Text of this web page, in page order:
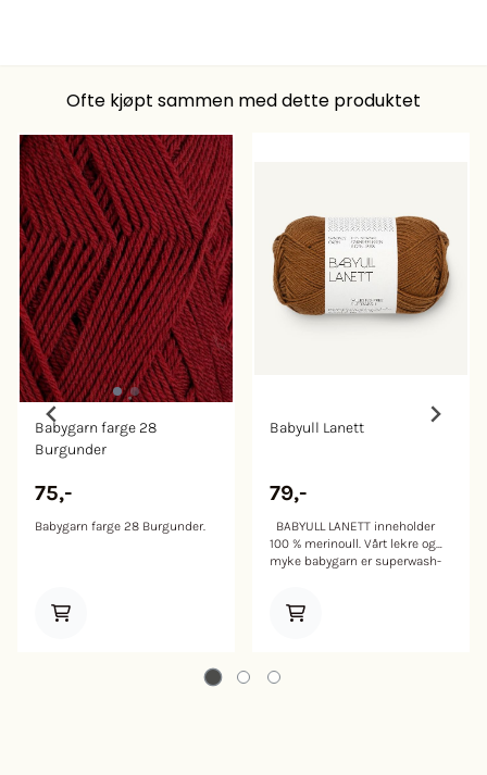
Ofte kjøpt sammen med dette produktet
Babygarn farge 28
Burgunder
75,-
Babygarn farge 28 Burgunder.
Babyull Lanett
79,-
100 % merinoull. Vårt lekre og
myke babygarn er superwash-
Merinoullen i dette garnet er fra
vi kjøper ikke kommer fra